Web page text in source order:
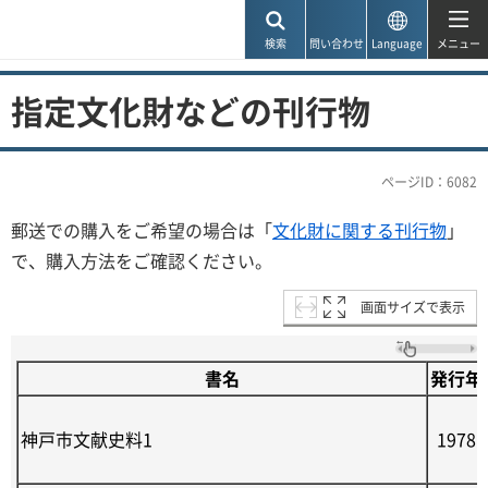
検索 問い合わせ Language メニュー
指定文化財などの刊行物
ページID：6082
郵送での購入をご希望の場合は「文化財に関する刊行物」
で、購入方法をご確認ください。
画面サイズで表示
書名 発行年
神戸市文献史料1 1978